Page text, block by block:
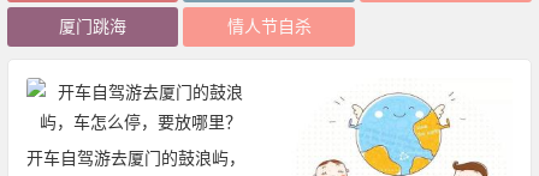
厦门跳海 情人节自杀
厦门的鼓浪屿，
2019厦门旅游